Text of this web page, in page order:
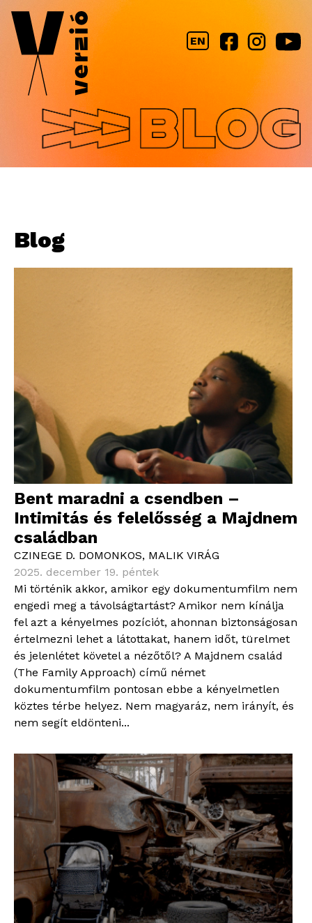
Jump to navigation
EN
Blog
Bent maradni a csendben –
Intimitás és felelősség a Majdnem
családban
CZINEGE D. DOMONKOS, MALIK VIRÁG
2025. december 19. péntek
Mi történik akkor, amikor egy dokumentumfilm nem
engedi meg a távolságtartást? Amikor nem kínálja
fel azt a kényelmes pozíciót, ahonnan biztonságosan
értelmezni lehet a látottakat, hanem időt, türelmet
és jelenlétet követel a nézőtől? A Majdnem család
(The Family Approach) című német
dokumentumfilm pontosan ebbe a kényelmetlen
köztes térbe helyez. Nem magyaráz, nem irányít, és
nem segít eldönteni...